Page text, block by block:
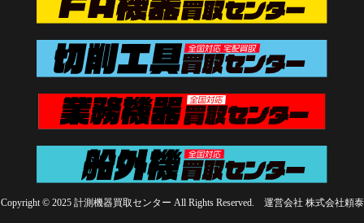
Copyright © 2025 計測機器買取センター All Rights Reserved. 運営会社 株式会社頼泰